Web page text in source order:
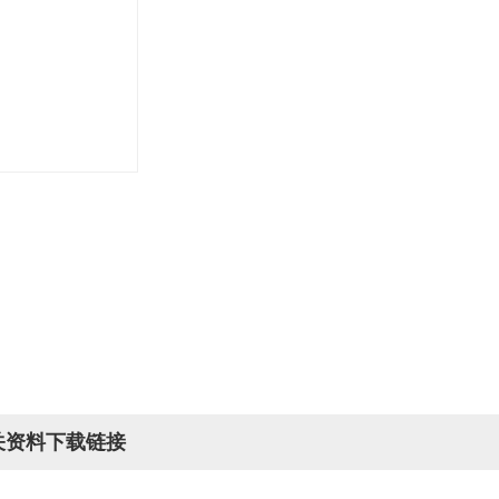
资料下载链接